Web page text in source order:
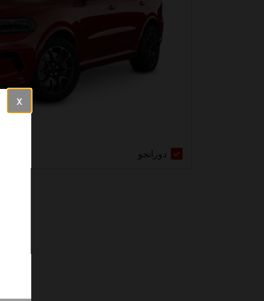
دورانجو